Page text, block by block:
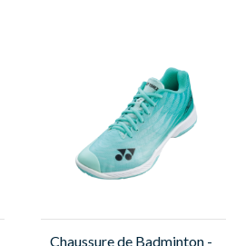
Chaussure de Badminton -